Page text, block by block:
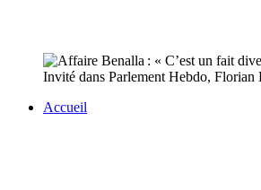
Invité dans Parlement Hebdo, Florian
Accueil